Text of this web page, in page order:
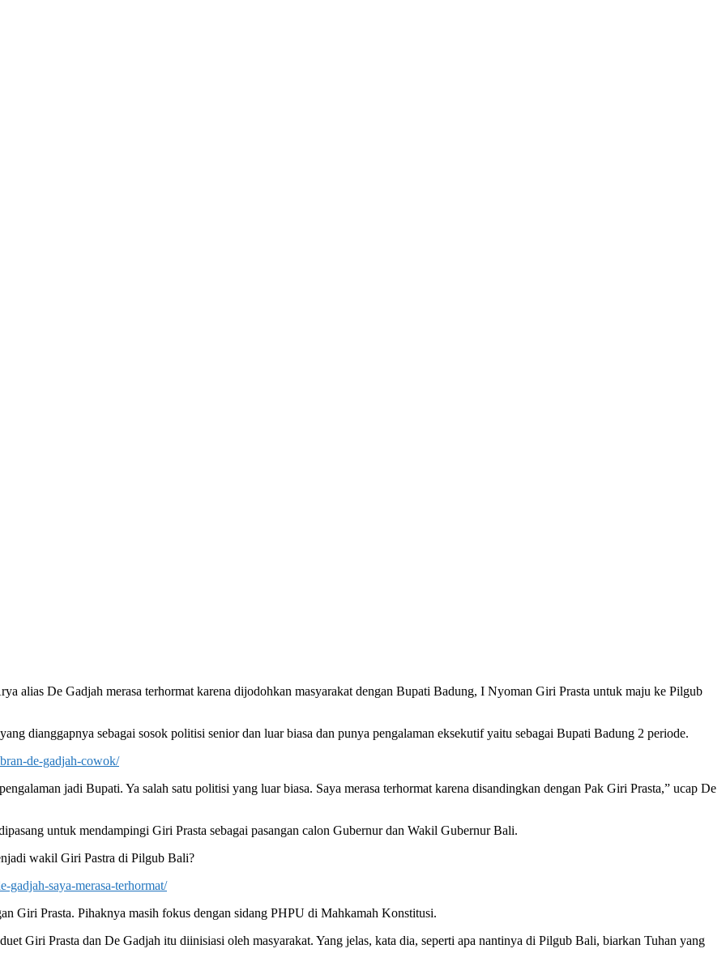
alias De Gadjah merasa terhormat karena dijodohkan masyarakat dengan Bupati Badung, I Nyoman Giri Prasta untuk maju ke Pilgub
dianggapnya sebagai sosok politisi senior dan luar biasa dan punya pengalaman eksekutif yaitu sebagai Bupati Badung 2 periode.
de-gadjah-cowok/
jadi Bupati. Ya salah satu politisi yang luar biasa. Saya merasa terhormat karena disandingkan dengan Pak Giri Prasta,” ucap De
untuk mendampingi Giri Prasta sebagai pasangan calon Gubernur dan Wakil Gubernur Bali.
wakil Giri Pastra di Pilgub Bali?
saya-merasa-terhormat/
Giri Prasta. Pihaknya masih fokus dengan sidang PHPU di Mahkamah Konstitusi.
Giri Prasta dan De Gadjah itu diinisiasi oleh masyarakat. Yang jelas, kata dia, seperti apa nantinya di Pilgub Bali, biarkan Tuhan yang